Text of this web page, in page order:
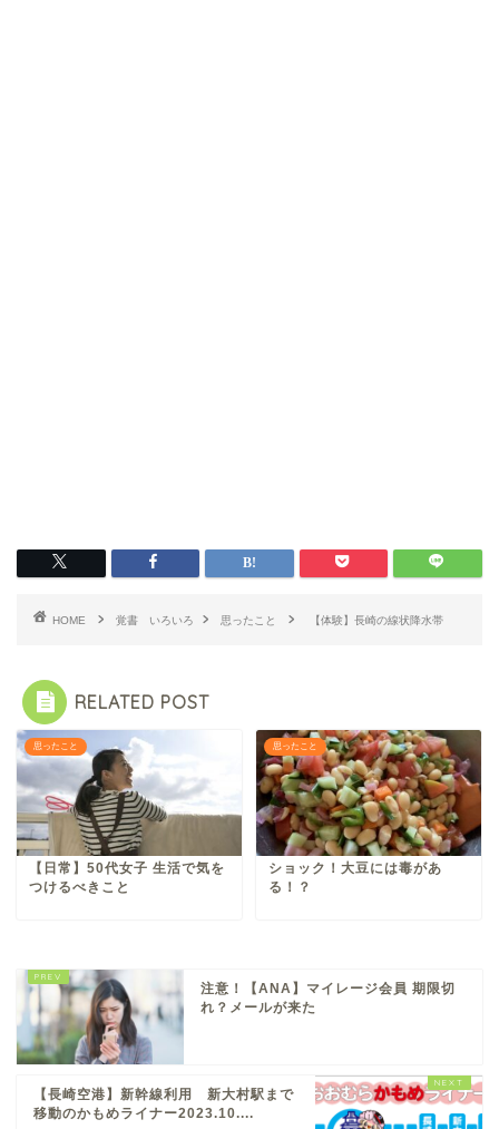
HOME 覚書 いろいろ 思ったこと 【体験】長崎の線状降水帯
RELATED POST
思ったこと
【日常】50代女子 生活で気を
つけるべきこと
思ったこと
ショック！大豆には毒があ
る！？
注意！【ANA】マイレージ会員 期限切
れ？メールが来た
【長崎空港】新幹線利用 新大村駅まで
移動のかもめライナー2023.10....